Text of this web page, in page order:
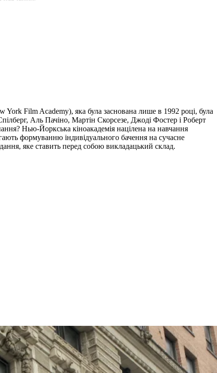
Film Academy), яка була заснована лише в 1992 році, була
Аль Пачіно, Мартін Скорсезе, Джоді Фостер і Роберт
Нью-Йоркська кіноакадемія націлена на навчання
формуванню індивідуального бачення на сучасне
яке ставить перед собою викладацький склад.